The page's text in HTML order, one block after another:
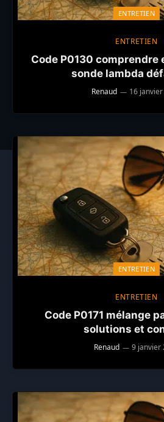
ENTRETIEN
ENTRETIEN
Code P0130 comprendre
sonde lambda
Renaud 16
ENTRETIEN
ENTRETIEN
Code P0171 mélange
solutions et
Renaud 9 janvier